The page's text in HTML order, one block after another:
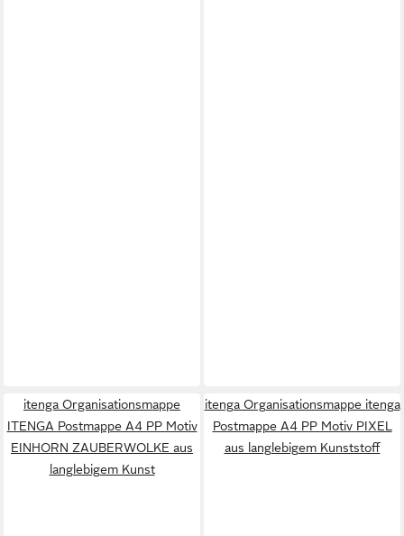
itenga Organisationsmappe
ITENGA Postmappe A4 PP Motiv
EINHORN ZAUBERWOLKE aus
langlebigem Kunst
itenga Organisationsmappe itenga
Postmappe A4 PP Motiv PIXEL
aus langlebigem Kunststoff